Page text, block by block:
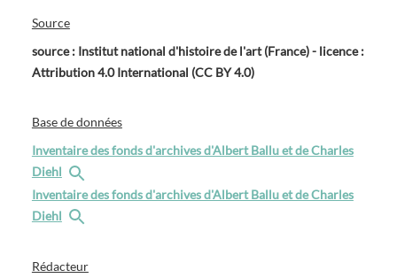
Source
source : Institut national d'histoire de l'art (France) - licence :
Attribution 4.0 International (CC BY 4.0)
Base de données
Inventaire des fonds d'archives d'Albert Ballu et de Charles
Diehl
Inventaire des fonds d'archives d'Albert Ballu et de Charles
Diehl
Rédacteur